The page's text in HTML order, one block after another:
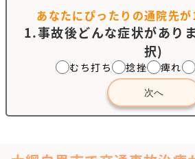
あなたにぴったりの通院先が
1.事故後どんな症状があり
択)
むち打ち 捻挫 痺れ
次へ